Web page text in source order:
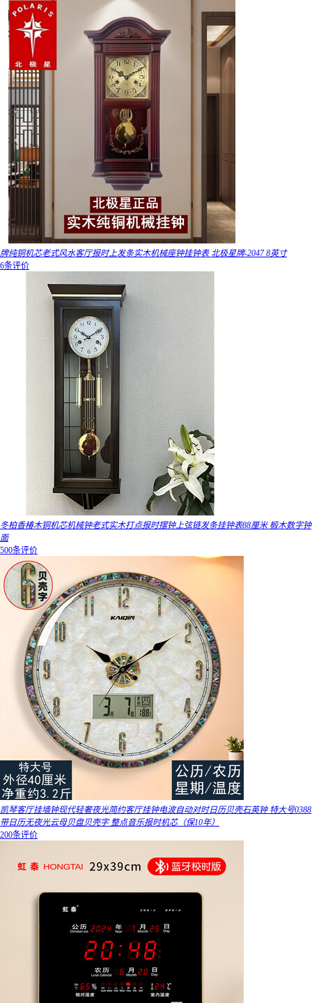
牌纯铜机芯老式风水客厅报时上发条实木机械座钟挂钟表 北极星牌-2047 8英寸
6条评价
冬柏香椿木铜机芯机械钟老式实木打点报时摆钟上弦链发条挂钟表88厘米 椴木数字钟
面
500条评价
凯琴客厅挂墙钟现代轻奢夜光简约客厅挂钟电波自动对时日历贝壳石英钟 特大号0388
带日历无夜光云母贝盘贝壳字 整点音乐报时机芯（保10年）
200条评价